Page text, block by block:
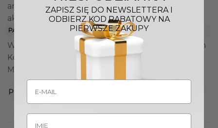
aranżacjach, wprowadzając do nich nowoczesny
akcent.
PARAMETRY
Wymiary szafki RTV (Sz. x Gł. x W.): 180 x 40 x 30 cm
Kolor szafki RTV: Biały
Materiał: MDF
PRODUKT DO SAMODZIELNEGO MONTAŻU
ZAPISZ SIĘ DO NEWSLETTERA I
ODBIERZ KOD RABATOWY NA
PIERWSZE ZAKUPY